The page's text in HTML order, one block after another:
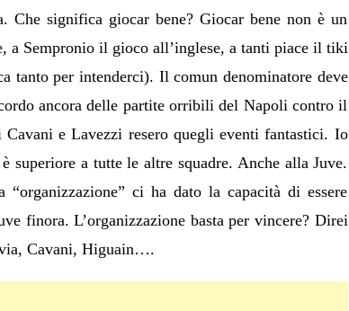
Che significa giocar bene? Giocar bene non è un
a Sempronio il gioco all’inglese, a tanti piace il tiki
tanto per intenderci). Il comun denominatore deve
ancora delle partite orribili del Napoli contro il
e Lavezzi resero quegli eventi fantastici. Io
a tutte le altre squadre. Anche alla Juve.
ci ha dato la capacità di essere
finora. L’organizzazione basta per vincere? Direi
Cavani, Higuain….